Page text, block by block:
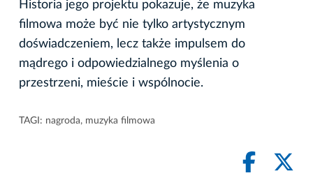
Historia jego projektu pokazuje, że muzyka
filmowa może być nie tylko artystycznym
doświadczeniem, lecz także impulsem do
mądrego i odpowiedzialnego myślenia o
przestrzeni, mieście i wspólnocie.
TAGI: nagroda, muzyka filmowa